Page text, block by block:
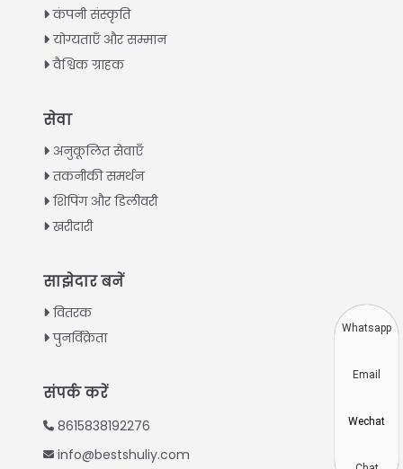
कंपनी संस्कृति
योग्यताएँ और सम्मान
वैश्विक ग्राहक
सेवा
अनुकूलित सेवाएँ
तकनीकी समर्थन
शिपिंग और डिलीवरी
खरीदारी
साझेदार बनें
वितरक
पुनर्विक्रेता
संपर्क करें
8615838192276
info@bestshuliy.com
Korean
Vietnamese
Thai
Turkish
Swahili
Urdu
Greek
Italian
Whatsapp
Email
Wechat